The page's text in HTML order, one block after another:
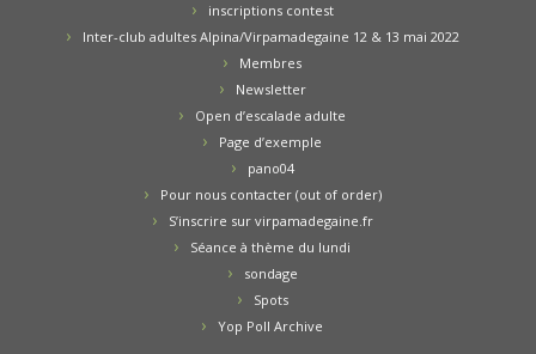
inscriptions contest
Inter-club adultes Alpina/Virpamadegaine 12 & 13 mai 2022
Membres
Newsletter
Open d’escalade adulte
Page d’exemple
pano04
Pour nous contacter (out of order)
S’inscrire sur virpamadegaine.fr
Séance à thème du lundi
sondage
Spots
Yop Poll Archive